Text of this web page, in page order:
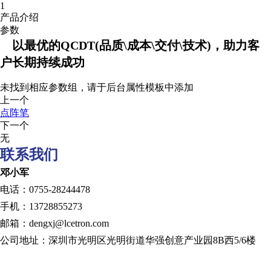
1
产品介绍
参数
以最优的QCDT(品质\成本\交付\技术)，助力客
户长期持续成功
未找到相应参数组，请于后台属性模板中添加
上一个
点阵笔
下一个
无
联系我们
邓小军
电话：0755-28244478
手机：13728855273
邮箱：dengxj@lcetron.com
公司地址：深圳市光明区光明街道华强创意产业园8B西5/6楼